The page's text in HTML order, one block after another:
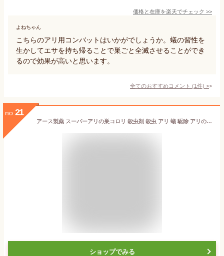
価格と在庫を楽天でチェック >>
よねちゃん
こちらのアリ用コンバットはいかがでしょうか。蟻の習性を
生かしてエサを持ち帰ることで巣ごと全滅させることができ
るので効果が高いと思います。
全てのおすすめコメント (1件) >
no. 21
アース製薬 スーパーアリの巣コロリ 殺虫剤 殺虫 アリ 蟻 駆除 アリの巣 ジェル 顆粒 置き型 屋内 室内 屋外
ショップでみる